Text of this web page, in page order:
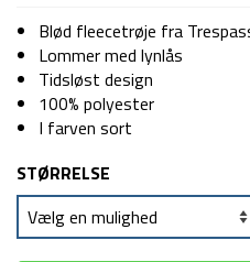
Blød fleecetrøje fra
Lommer med lynlås
Tidsløst design
100% polyester
I farven sort
STØRRELSE